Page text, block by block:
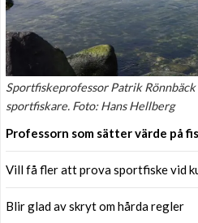
Sportfiskeprofessor Patrik
sportfiskare. Foto: Hans Hellberg
Professorn som sätter värde på
Vill få fler att prova sportfiske vid
Blir glad av skryt om hårda regler